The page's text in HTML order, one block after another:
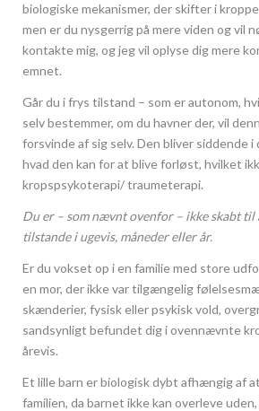
biologiske mekanismer, der skifter i
men er du nysgerrig på mere viden og vil
kontakte mig, og jeg vil oplyse dig mere
emnet.
Går du i frys tilstand – som er autonom,
selv bestemmer, om du havner der, vil
forsvinde af sig selv. Den bliver siddende i
hvad den kan for at blive forløst, hvilket
kropspsykoterapi/ traumeterapi.
Du er – som nævnt ovenfor – ikke skabt til
tilstande i ugevis, måneder eller år.
Er du vokset op i en familie med store
en mor, der ikke var tilgængelig
skænderier, fysisk eller psykisk vold,
sandsynligt befundet dig i ovennævnte
årevis.
Et lille barn er biologisk dybt afhængig af
familien, da barnet ikke kan overleve